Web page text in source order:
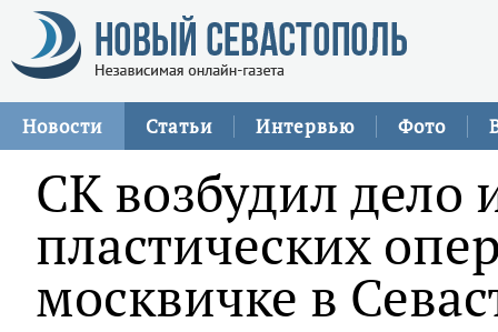
Новости Статьи Интервью Фото
СК возбудил дело
пластических
москвичке в